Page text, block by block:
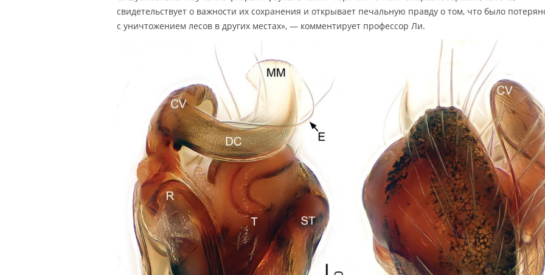
свидетельствует о важности их сохранения и открывает печальную правду о том, что было
с уничтожением лесов в других местах», — комментирует профессор Ли.